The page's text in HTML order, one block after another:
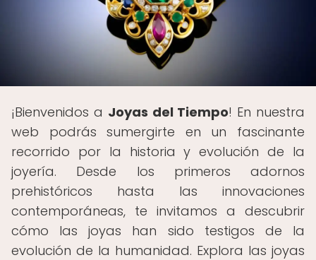
¡Bienvenidos a Joyas del Tiempo! En nuestra
web podrás sumergirte en un fascinante
recorrido por la historia y evolución de la
joyería. Desde los primeros adornos
prehistóricos hasta las innovaciones
contemporáneas, te invitamos a descubrir
cómo las joyas han sido testigos de la
evolución de la humanidad. Explora las joyas